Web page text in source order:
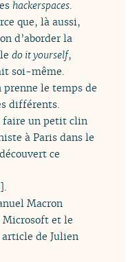
hackerspaces.
que, là aussi,
d’aborder la
ledo it yourself,
soi-même.
prenne le temps de
différents.
faire un petit clin
à Paris dans le
ce
].
Macron
et le
de Julien